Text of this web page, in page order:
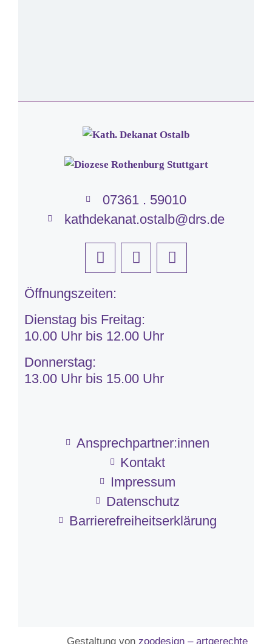
07361 . 59010
kathdekanat.ostalb@drs.de
Öffnungszeiten:
Dienstag bis Freitag:
10.00 Uhr bis 12.00 Uhr
Donnerstag:
13.00 Uhr bis 15.00 Uhr
Ansprechpartner:innen
Kontakt
Impressum
Datenschutz
Barriere­frei­heits­erklärung
Gestaltung von zoodesign – artgerechte